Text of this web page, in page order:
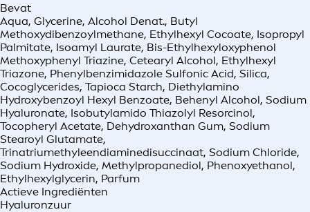
Bevat
Aqua, Glycerine, Alcohol Denat., Butyl
Methoxydibenzoylmethane, Ethylhexyl Cocoate, Isopropyl
Palmitate, Isoamyl Laurate, Bis-Ethylhexyloxyphenol
Methoxyphenyl Triazine, Cetearyl Alcohol, Ethylhexyl
Triazone, Phenylbenzimidazole Sulfonic Acid, Silica,
Cocoglycerides, Tapioca Starch, Diethylamino
Hydroxybenzoyl Hexyl Benzoate, Behenyl Alcohol, Sodium
Hyaluronate, Isobutylamido Thiazolyl Resorcinol,
Tocopheryl Acetate, Dehydroxanthan Gum, Sodium
Stearoyl Glutamate,
Trinatriumethyleendiaminedisuccinaat, Sodium Chloride,
Sodium Hydroxide, Methylpropanediol, Phenoxyethanol,
Ethylhexylglycerin, Parfum
Actieve Ingrediënten
Hyaluronzuur